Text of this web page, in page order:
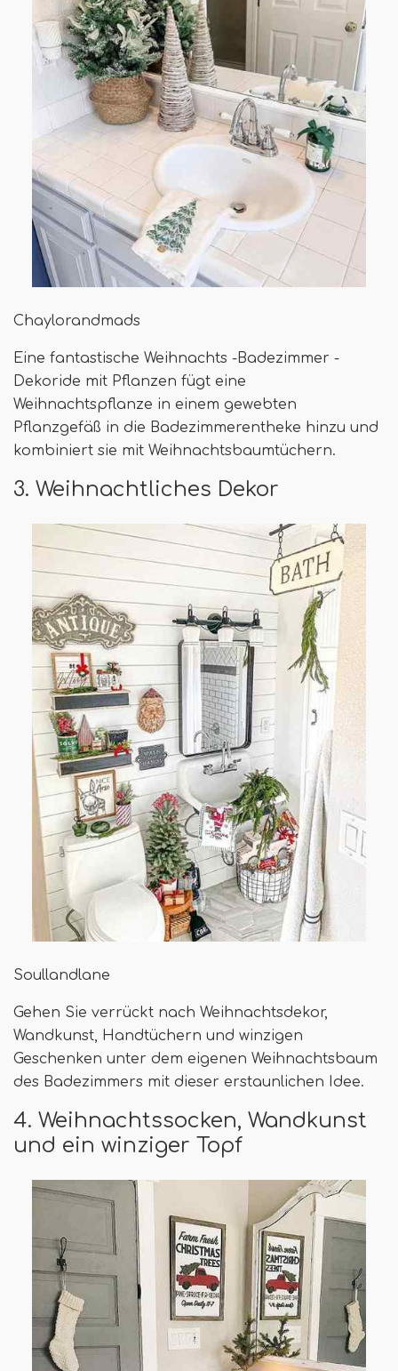
Chaylorandmads
Eine fantastische Weihnachts -Badezimmer -
Dekoride mit Pflanzen fügt eine
Weihnachtspflanze in einem gewebten
Pflanzgefäß in die Badezimmerentheke hinzu und
kombiniert sie mit Weihnachtsbaumtüchern.
3. Weihnachtliches Dekor
Soullandlane
Gehen Sie verrückt nach Weihnachtsdekor,
Wandkunst, Handtüchern und winzigen
Geschenken unter dem eigenen Weihnachtsbaum
des Badezimmers mit dieser erstaunlichen Idee.
4. Weihnachtssocken, Wandkunst
und ein winziger Topf